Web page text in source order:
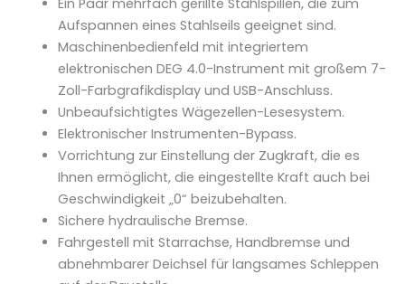
Ein Paar mehrfach gerillte Stahlspillen, die zum
Aufspannen eines Stahlseils geeignet sind.
Maschinenbedienfeld mit integriertem
elektronischen DEG 4.0-Instrument mit großem 7-
Zoll-Farbgrafikdisplay und USB-Anschluss.
Unbeaufsichtigtes Wägezellen-Lesesystem.
Elektronischer Instrumenten-Bypass.
Vorrichtung zur Einstellung der Zugkraft, die es
Ihnen ermöglicht, die eingestellte Kraft auch bei
Geschwindigkeit „0“ beizubehalten.
Sichere hydraulische Bremse.
Fahrgestell mit Starrachse, Handbremse und
abnehmbarer Deichsel für langsames Schleppen